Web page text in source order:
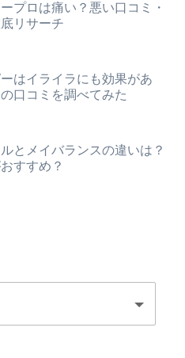
プロは痛い？悪い口コミ・
リサーチ
はイライラにも効果があ
口コミを調べてみた
とメイバランスの違いは？
すすめ？